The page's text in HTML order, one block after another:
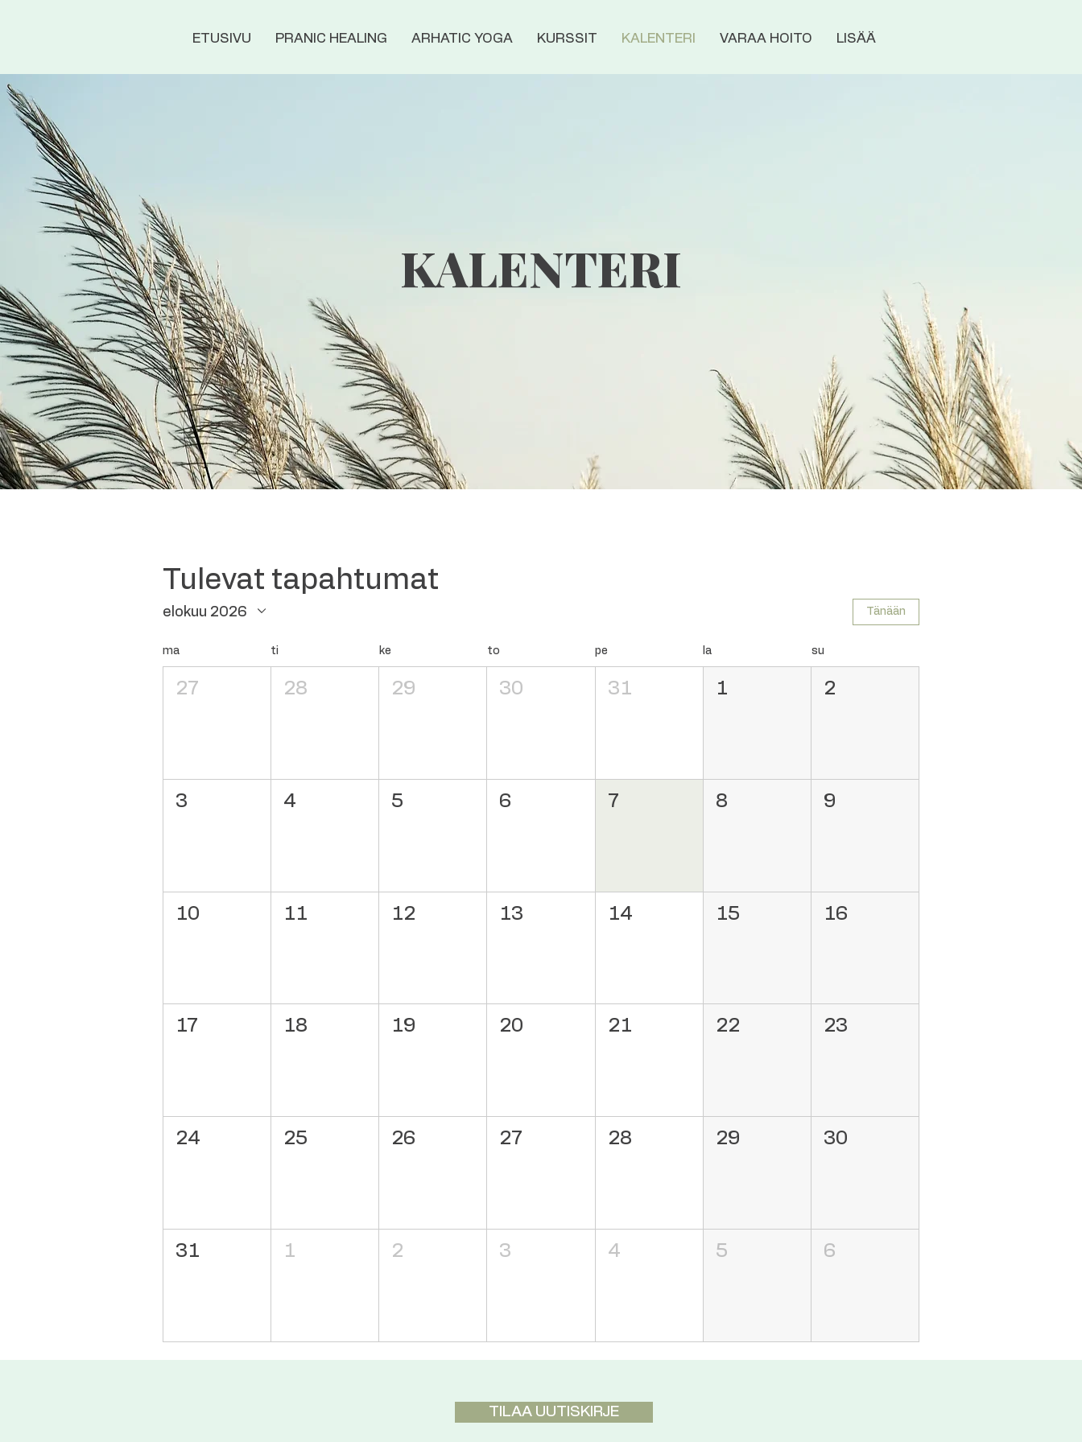
ETUSIVU PRANIC HEALING ARHATIC YOGA KURSSIT KALENTERI VARAA HOITO LISÄÄ
KALENTERI
Tulevat tapahtumat
elokuu 2026 Tänään
ma ti ke to pe la su
27 28 29 30 31 1 2
3 4 5 6 7 8 9
10 11 12 13 14 15 16
17 18 19 20 21 22 23
24 25 26 27 28 29 30
31 1 2 3 4 5 6
TILAA UUTISKIRJE